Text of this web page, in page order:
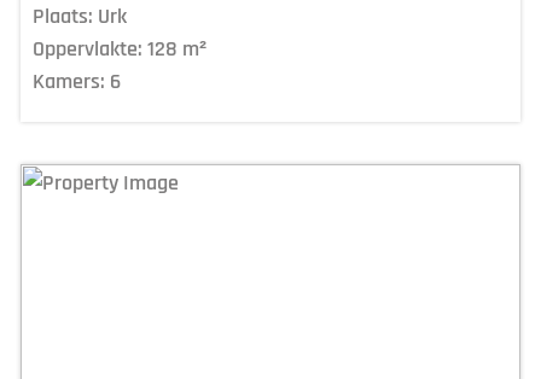
Plaats: Urk
Oppervlakte: 128 m²
Kamers: 6